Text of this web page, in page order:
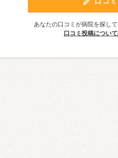
あなたの口コミが病院を探し
口コミ投稿につい